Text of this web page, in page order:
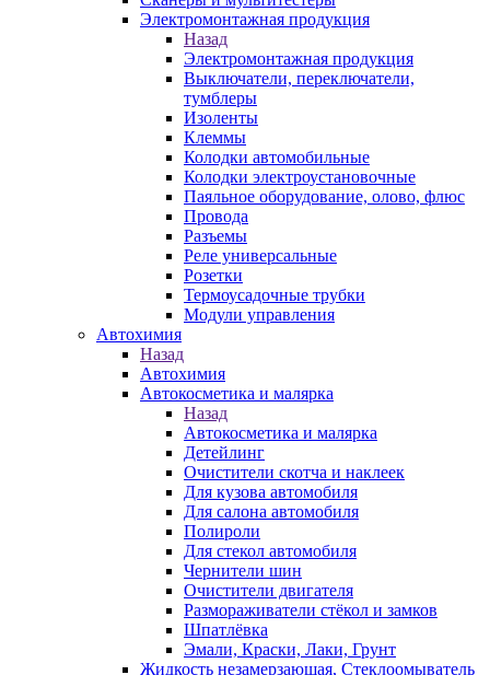
Электромонтажная продукция
Назад
Электромонтажная продукция
Выключатели, переключатели,
тумблеры
Изоленты
Клеммы
Колодки автомобильные
Колодки электроустановочные
Паяльное оборудование, олово, флюс
Провода
Разъемы
Реле универсальные
Розетки
Термоусадочные трубки
Модули управления
Автохимия
Назад
Автохимия
Автокосметика и малярка
Назад
Автокосметика и малярка
Детейлинг
Очистители скотча и наклеек
Для кузова автомобиля
Для салона автомобиля
Полироли
Для стекол автомобиля
Чернители шин
Очистители двигателя
Размораживатели стёкол и замков
Шпатлёвка
Эмали, Краски, Лаки, Грунт
Жидкость незамерзающая, Стеклоомыватель